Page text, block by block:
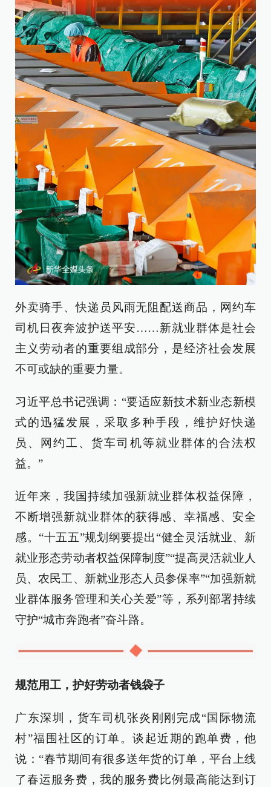
外卖骑手、快递员风雨无阻配送商品，网约车
司机日夜奔波护送平安……新就业群体是社会
主义劳动者的重要组成部分，是经济社会发展
不可或缺的重要力量。
习近平总书记强调：“要适应新技术新业态新模
式的迅猛发展，采取多种手段，维护好快递
员、网约工、货车司机等就业群体的合法权
益。”
近年来，我国持续加强新就业群体权益保障，
不断增强新就业群体的获得感、幸福感、安全
感。“十五五”规划纲要提出“健全灵活就业、新
就业形态劳动者权益保障制度”“提高灵活就业人
员、农民工、新就业形态人员参保率”“加强新就
业群体服务管理和关心关爱”等，系列部署持续
守护“城市奔跑者”奋斗路。
规范用工，护好劳动者钱袋子
广东深圳，货车司机张炎刚刚完成“国际物流
村”福围社区的订单。谈起近期的跑单费，他
说：“春节期间有很多送年货的订单，平台上线
了春运服务费，我的服务费比例最高能达到订